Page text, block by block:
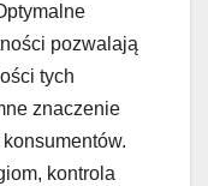
pozwalają
tych
znaczenie
kontrola